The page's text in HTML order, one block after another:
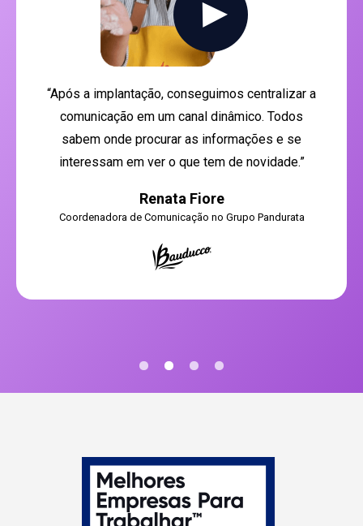
“Após a implantação, conseguimos centralizar a
comunicação em um canal dinâmico. Todos
sabem onde procurar as informações e se
interessam em ver o que tem de novidade.”
Renata Fiore
Coordenadora de Comunicação no Grupo Pandurata